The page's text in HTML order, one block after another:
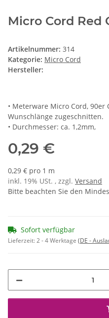
Micro Cord Red
Artikelnummer: 314
Kategorie: Micro Cord
Hersteller:
• Meterware Micro Cord, 90er
Wunschlänge zugeschnitten.
• Durchmesser: ca. 1,2mm,
0,29 €
0,29 € pro 1 m
inkl. 19% USt. , zzgl. Versand
Bitte beachten Sie den
Sofort verfügbar
Lieferzeit:2 - 4 Werktage (DE -